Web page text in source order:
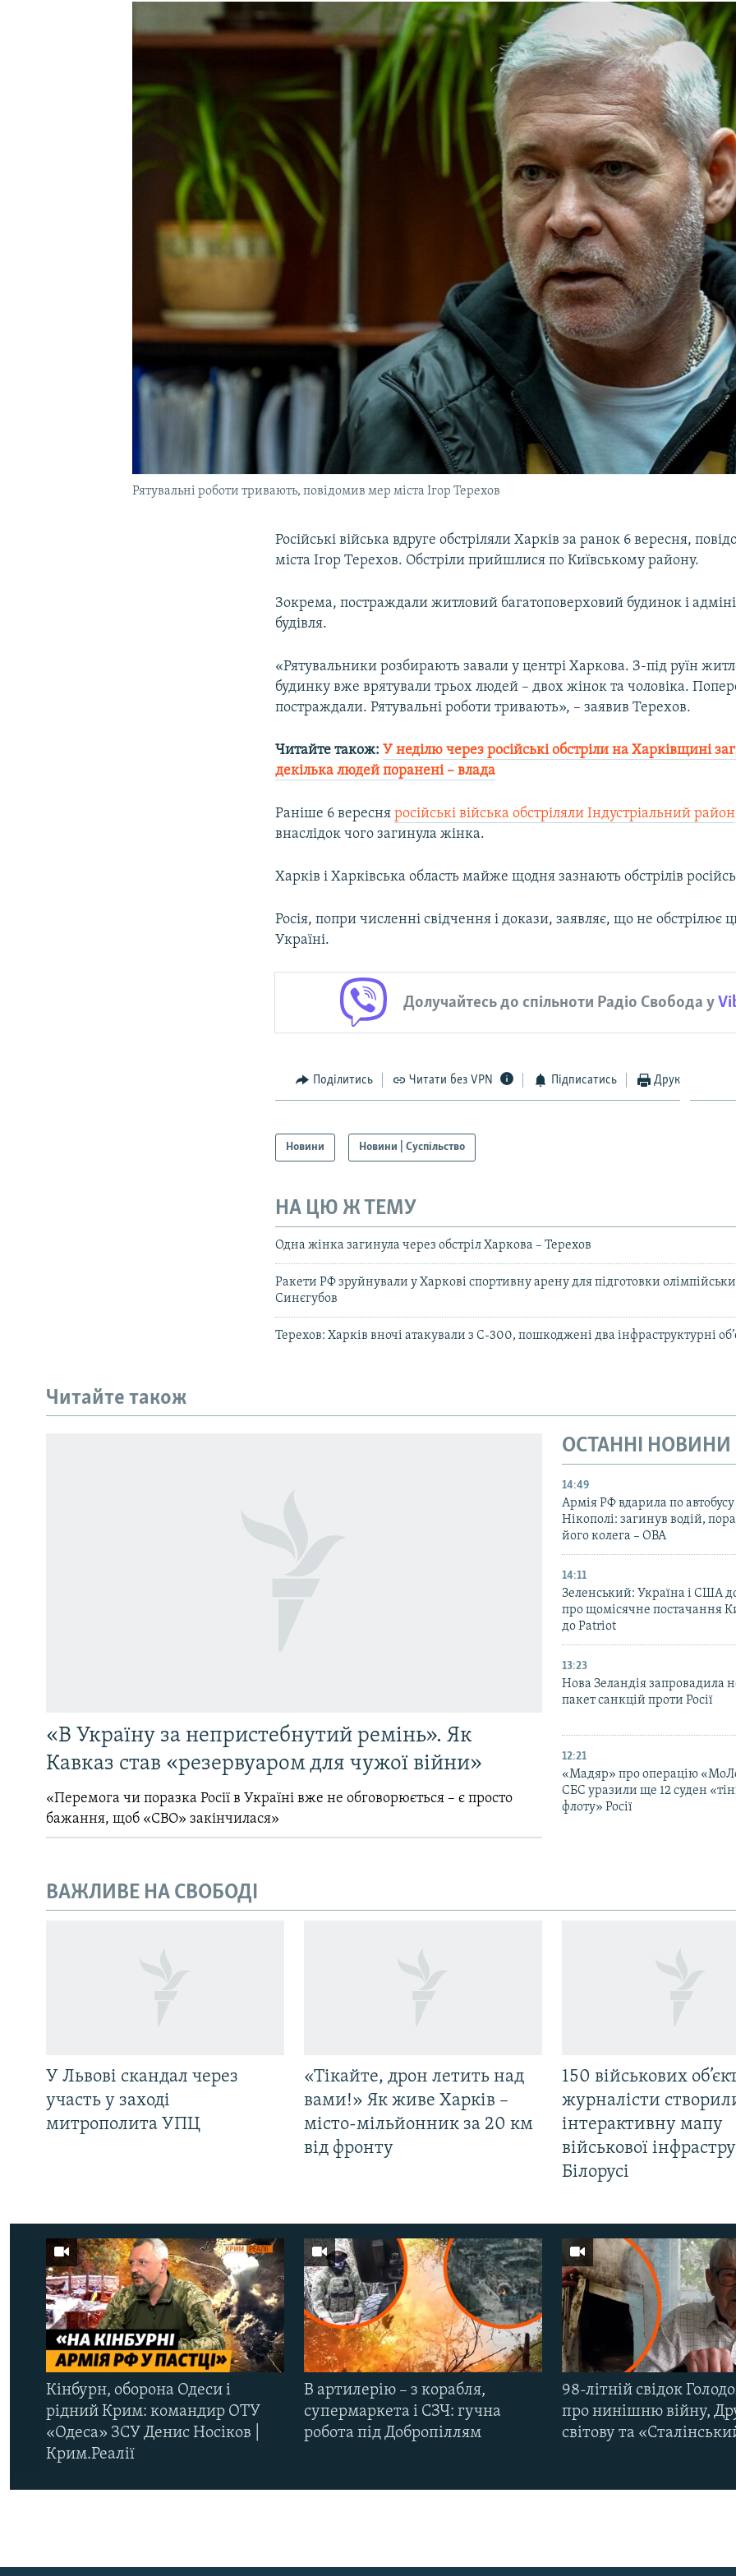
РУС
Рятувальні роботи тривають, повідомив мер міста Ігор Терехов
Російські війська вдруге обстріляли Харків за ранок 6 вересня,
міста Ігор Терехов. Обстріли прийшлися по Київському району.
Зокрема, постраждали житловий багатоповерховий будинок і
будівля.
«Рятувальники розбирають завали у центрі Харкова. З-під руїн
будинку вже врятували трьох людей – двох жінок та чоловіка.
постраждали. Рятувальні роботи тривають», – заявив Терехов.
Читайте також:У неділю через російські обстріли на Харківщині
декілька людей поранені – влада
Раніше 6 вересняросійські війська обстріляли Індустріальний район
внаслідок чого загинула жінка.
Харків і Харківська область майже щодня зазнають обстрілів
Росія, попри численні свідчення і докази, заявляє, що не обстрілює
Україні.
Долучайтесь до спільноти Радіо Свобода у
Поділитись Читати без VPN Підписатись Друк
Новини Новини | Суспільство
НА ЦЮ Ж ТЕМУ
Одна жінка загинула через обстріл Харкова – Терехов
Ракети РФ зруйнували у Харкові спортивну арену для підготовки
Синєгубов
Терехов: Харків вночі атакували з С-300, пошкоджені два інфраструктурні
Читайте також
«В Україну за непристебнутий ремінь». Як
Кавказ став «резервуаром для чужої війни»
«Перемога чи поразка Росії в Україні вже не обговорюється – є просто
бажання, щоб «СВО» закінчилася»
ОСТАННІ НОВИНИ
14:49
Армія РФ вдарила по автобусу
Нікополі: загинув водій,
його колега – ОВА
14:11
Зеленський: Україна і США
про щомісячне постачання
до Patriot
13:23
Нова Зеландія запровадила
пакет санкцій проти Росії
12:21
«Мадяр» про операцію
СБС уразили ще 12 суден
флоту» Росії
ВАЖЛИВЕ НА СВОБОДІ
У Львові скандал через
участь у заході
митрополита УПЦ
«Тікайте, дрон летить над
вами!» Як живе Харків –
місто-мільйонник за 20 км
від фронту
150 військових
журналісти
інтерактивну мапу
військової
Білорусі
Кінбурн, оборона Одеси і
рідний Крим: командир ОТУ
«Одеса» ЗСУ Денис Носіков |
Крим.Реалії
В артилерію – з корабля,
супермаркета і СЗЧ: гучна
робота під Добропіллям
98-літній свідок
про нинішню війну,
світову та